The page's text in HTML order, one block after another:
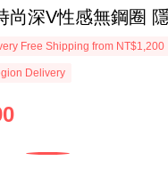
尚深V性感無鋼圈
Free Shipping from NT$1,200
Delivery